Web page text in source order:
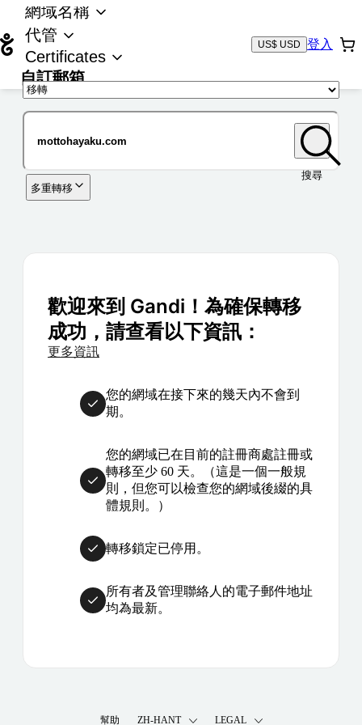
網域名稱
代管
Certificates
自訂郵箱
US$ USD 登入
搜尋
多重轉移
歡迎來到 Gandi！為確保轉移
成功，請查看以下資訊：
更多資訊
您的網域在接下來的幾天內不會到
期。
您的網域已在目前的註冊商處註冊或
轉移至少 60 天。（這是一個一般規
則，但您可以檢查您的網域後綴的具
體規則。）
轉移鎖定已停用。
所有者及管理聯絡人的電子郵件地址
均為最新。
幫助 ZH-HANT LEGAL